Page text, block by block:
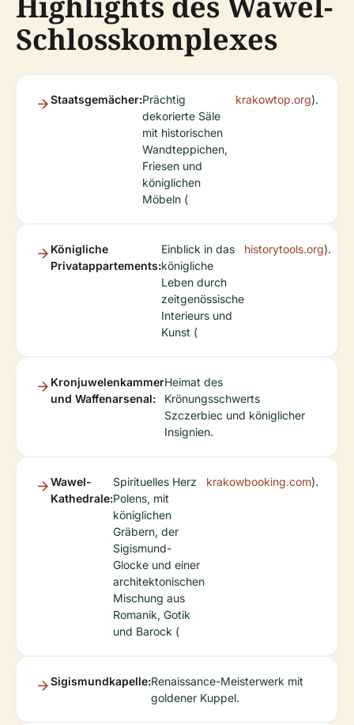
Schlosskomplexes
Staatsgemächer:Prächtig
dekorierte Säle
mit historischen
Wandteppichen,
Friesen und
königlichen
Möbeln (
krakowtop.org).
Königliche
Privatappartements:
Einblick in das
königliche
Leben durch
zeitgenössische
Interieurs und
Kunst (
historytools.org).
Kronjuwelenkammer
und Waffenarsenal:
Heimat des
Krönungsschwerts
Szczerbiec und königlicher
Insignien.
Wawel-
Kathedrale:
Spirituelles Herz
Polens, mit
königlichen
Gräbern, der
Sigismund-
Glocke und einer
architektonischen
Mischung aus
Romanik, Gotik
und Barock (
krakowbooking.com).
Sigismundkapelle:Renaissance-Meisterwerk mit
goldener Kuppel.